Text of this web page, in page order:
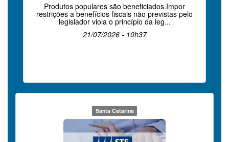
Produtos populares são beneficiados.Impor
restrições a benefícios fiscais não previstas pelo
legislador viola o princípio da leg...
21/07/2026 - 10h37
Santa Catarina